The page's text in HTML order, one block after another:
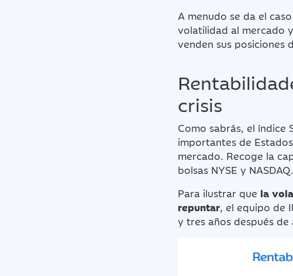
A menudo se da el
volatilidad al mercado
venden sus posiciones
crisis
Como sabrás, el índice
importantes de
mercado. Recoge la
bolsas NYSE y NASDAQ.
Para ilustrar que la
repuntar, el equipo de
y tres años después